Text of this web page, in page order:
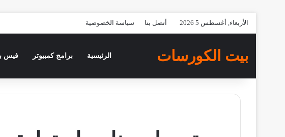
الأربعاء, أغسطس 5 2026 أتصل بنا سياسة الخصوصية
بيت الكورسات الرئيسية برامج كمبيوتر فيس